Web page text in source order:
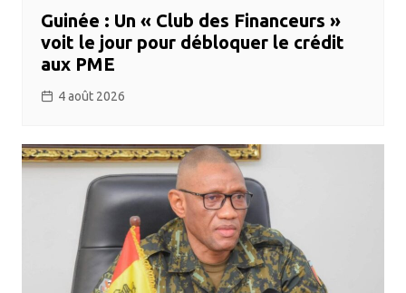
Guinée : Un « Club des Financeurs »
voit le jour pour débloquer le crédit
aux PME
4 août 2026